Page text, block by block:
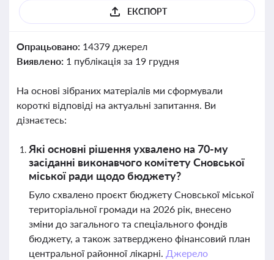
ЕКСПОРТ
Опрацьовано: 14379 джерел
Виявлено: 1 публікація за 19 грудня
На основі зібраних матеріалів ми сформували
короткі відповіді на актуальні запитання. Ви
дізнаєтесь:
Які основні рішення ухвалено на 70-му
засіданні виконавчого комітету Сновської
міської ради щодо бюджету?
Було схвалено проєкт бюджету Сновської міської
територіальної громади на 2026 рік, внесено
зміни до загального та спеціального фондів
бюджету, а також затверджено фінансовий план
центральної районної лікарні. Джерело